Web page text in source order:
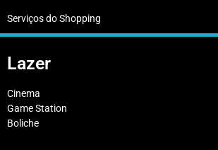
Serviços do Shopping
Lazer
Cinema
Game Station
Boliche